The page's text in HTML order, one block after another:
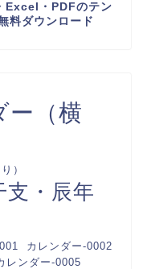
Excel・PDFのテン
料ダウンロード
ー（横
）
支・辰年
カレンダー-0002
レンダー-0005